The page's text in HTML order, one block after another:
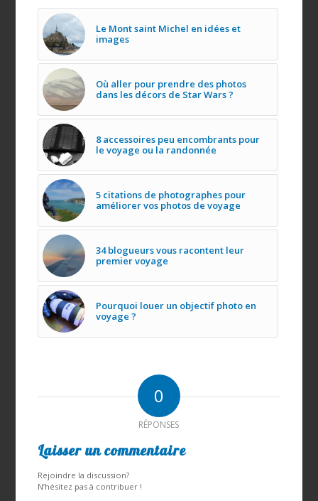
Le Mont saint Michel en idées et
images
Où aller pour prendre des photos
dans les décors de Star Wars ?
8 accessoires peu encombrants pour
le voyage ou la randonnée
5 citations de photographes pour
améliorer vos photos de voyage
34 blogueurs vous racontent leur
premier voyage
Pourquoi louer un objectif photo en
voyage ?
0
RÉPONSES
Laisser un commentaire
Rejoindre la discussion?
N’hésitez pas à contribuer !